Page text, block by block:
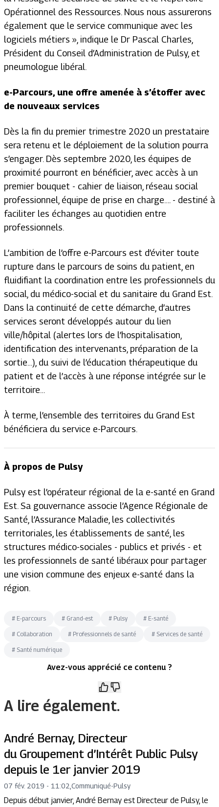
Opérationnel des Ressources. Nous nous assurerons
également que le service communique avec les
logiciels métiers », indique le Dr Pascal Charles,
Président du Conseil d’Administration de Pulsy, et
pneumologue libéral.
e-Parcours, une offre amenée à s’étoffer avec
de nouveaux services
Dès la fin du premier trimestre 2020 un prestataire
sera retenu et le déploiement de la solution pourra
s’engager. Dès septembre 2020, les équipes de
proximité pourront en bénéficier, avec accès à un
premier bouquet - cahier de liaison, réseau social
professionnel, équipe de prise en charge…. - destiné à
faciliter les échanges au quotidien entre
professionnels.
L’ambition de l’offre e-Parcours est d’éviter toute
rupture dans le parcours de soins du patient, en
fluidifiant la coordination entre les professionnels du
social, du médico-social et du sanitaire du Grand Est.
Dans la continuité de cette démarche, d’autres
services seront développés autour du lien
ville/hôpital (alertes lors de l’hospitalisation,
identification des intervenants, préparation de la
sortie…), du suivi de l’éducation thérapeutique du
patient et de l’accès à une réponse intégrée sur le
territoire…
À terme, l’ensemble des territoires du Grand Est
bénéficiera du service e-Parcours.
À propos de Pulsy
Pulsy est l’opérateur régional de la e-santé en Grand
Est. Sa gouvernance associe l’Agence Régionale de
Santé, l’Assurance Maladie, les collectivités
territoriales, les établissements de santé, les
structures médico-sociales - publics et privés - et
les professionnels de santé libéraux pour partager
une vision commune des enjeux e-santé dans la
région.
# E-parcours # Grand-est # Pulsy # E-santé
# Collaboration # Professionnels de santé # Services de santé
# Santé numérique
Avez-vous apprécié ce contenu ?
A lire également.
André Bernay, Directeur
du Groupement d’Intérêt Public Pulsy
depuis le 1er janvier 2019
07 fév. 2019 - 11:02 Communiqué-Pulsy
Depuis début janvier, André Bernay est Directeur de Pulsy, le